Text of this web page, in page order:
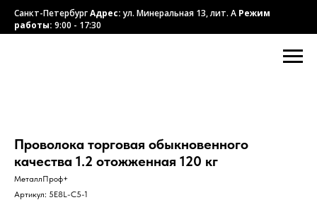
Санкт-ПетербургАдрес:ул. Минеральная 13, лит. А Режим
работы: 9:00 - 17:30
Проволока торговая обыкновенного
качества 1.2 отожженная 120 кг
МеталлПроф+
Артикул: 5E8L-C5-1